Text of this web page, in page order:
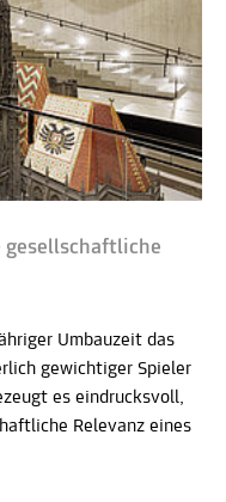
gesellschaftliche
Umbauzeit das
gewichtiger Spieler
es eindrucksvoll,
Relevanz eines